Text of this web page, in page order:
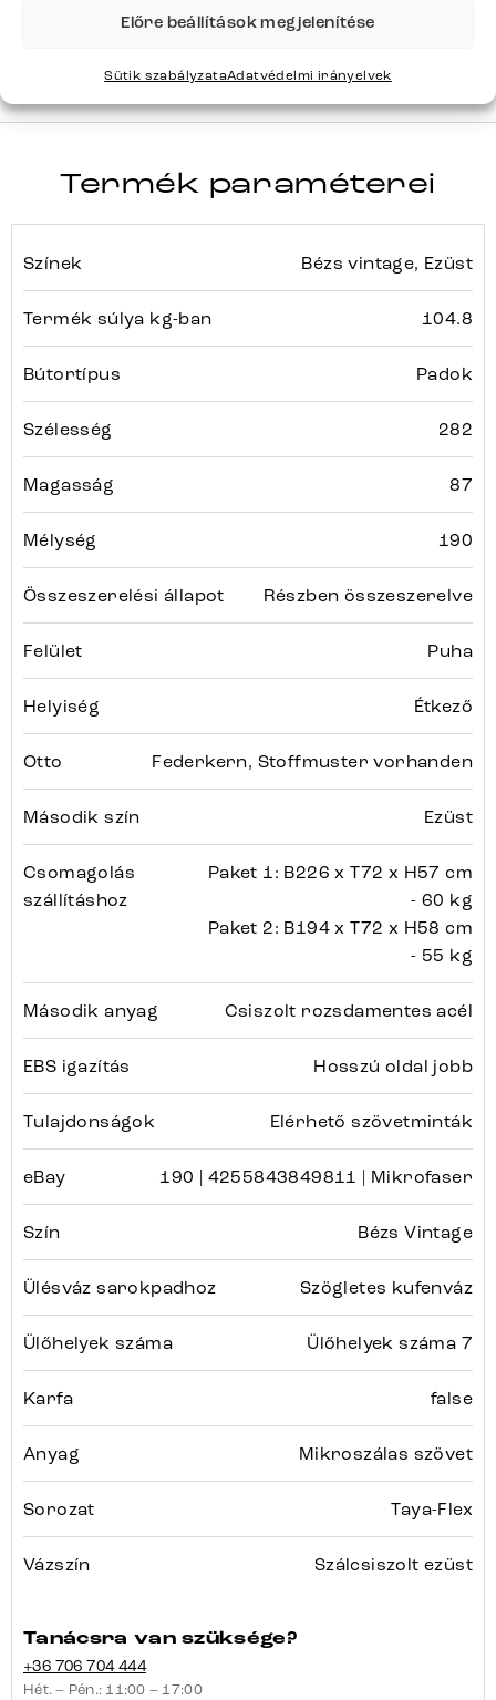
Előre beállítások megjelenítése
Sütik szabályzataAdatvédelmi irányelvek
Sorozat
TAYA-FLEX Teljes sorozat részletei
Termék paraméterei
Színek Bézs vintage, Ezüst
Termék súlya kg-ban 104.8
Bútortípus Padok
Szélesség 282
Magasság 87
Mélység 190
Összeszerelési állapot Részben összeszerelve
Felület Puha
Helyiség Étkező
Otto Federkern, Stoffmuster vorhanden
Második szín Ezüst
Csomagolás
szállításhoz
Paket 1: B226 x T72 x H57 cm
- 60 kg
Paket 2: B194 x T72 x H58 cm
- 55 kg
Második anyag Csiszolt rozsdamentes acél
EBS igazítás Hosszú oldal jobb
Tulajdonságok Elérhető szövetminták
eBay 190 | 4255843849811 | Mikrofaser
Szín Bézs Vintage
Ülésváz sarokpadhoz Szögletes kufenváz
Ülőhelyek száma Ülőhelyek száma 7
Karfa false
Anyag Mikroszálas szövet
Sorozat Taya-Flex
Vázszín Szálcsiszolt ezüst
Tanácsra van szüksége?
+36 706 704 444
Hét. – Pén.: 11:00 – 17:00